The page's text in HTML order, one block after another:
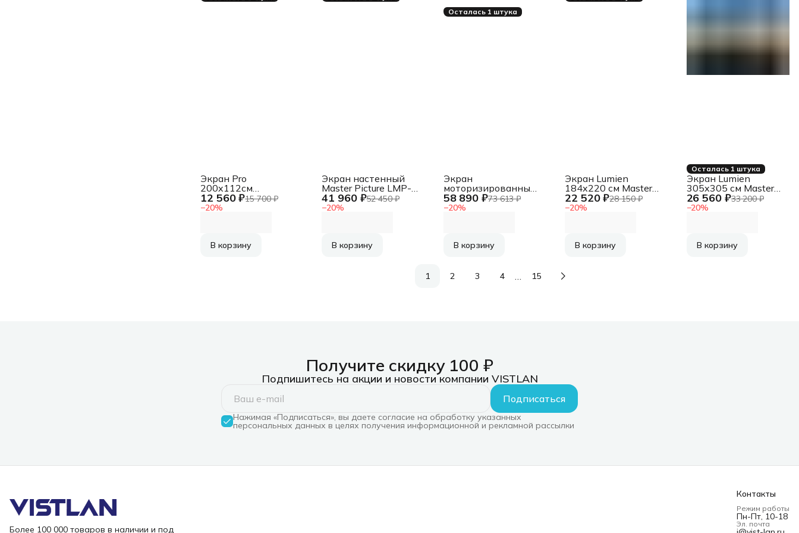
12 560 ₽15 700 ₽
−20%
Экран Pro
200x112см
Motoscreen 16:9
настенно-
В корзину
41 960 ₽52 450 ₽
−20%
Экран настенный
Master Picture LMP-
1001134:3
(274х366), рабочая
В корзину
Осталась 1 штука
58 890 ₽73 613 ₽
−20%
Экран
моторизированный
Lumien Master
Сontrol LMC-
MW FiberGlass
В корзину
22 520 ₽28 150 ₽
−20%
Экран Lumien
184x220 см Master
Control LMC-100113
16:9 настенно-
В корзину
Осталась 1 штука
26 560 ₽33 200 ₽
−20%
Экран Lumien
305x305 см Master
Picture LMP-100107
1:1 настенно-
В корзину
1 2 3 4 15
Получите скидку 100 ₽
Подпишитесь на акции и новости компании VISTLAN
Подписаться
Нажимая «Подписаться», вы даете согласие на обработку указанных
персональных данных в целях получения информационной и рекламной рассылки
Более 100 000 товаров в наличии и под
Контакты
Режим работы
Пн-Пт, 10-18
Эл. почта